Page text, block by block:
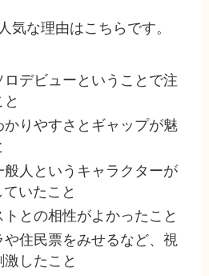
気な理由はこちらです。
デビューということで注
かりやすさとギャップが魅
般人というキャラクターが
いたこと
との相性がよかったこと
住民票をみせるなど、視
したこと